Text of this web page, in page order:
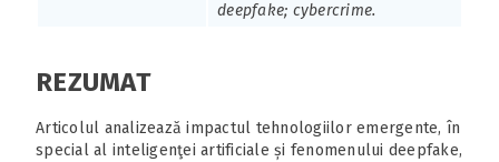
deepfake; cybercrime.
REZUMAT
Articolul analizează impactul tehnologiilor emergente, în
special al inteligenţei artificiale și fenomenului deepfake,